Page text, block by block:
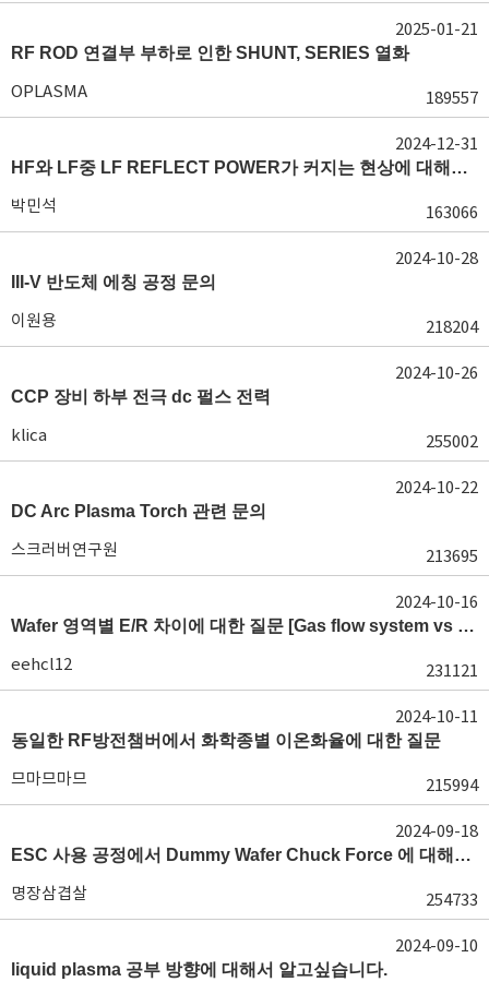
RF ROD 연결부 부하로 인한 SHUNT, SERIES 열화
OPLASMA 189557
2025-01-21
HF와 LF중 LF REFLECT POWER가 커지는 현상에 대해서 도움이 필요합니다.
박민석 163066
2024-12-31
III-V 반도체 에칭 공정 문의
이원용 218204
2024-10-28
CCP 장비 하부 전극 dc 펄스 전력
klica 255002
2024-10-26
DC Arc Plasma Torch 관련 문의
스크러버연구원 213695
2024-10-22
Wafer 영역별 E/R 차이에 대한 질문 [Gas flow system vs E/R]
eehcl12 231121
2024-10-16
동일한 RF방전챔버에서 화학종별 이온화율에 대한 질문
므마므마므 215994
2024-10-11
ESC 사용 공정에서 Dummy Wafer Chuck Force 에 대해서 궁급합니다
명장삼겹살 254733
2024-09-18
liquid plasma 공부 방향에 대해서 알고싶습니다.
2024-09-10